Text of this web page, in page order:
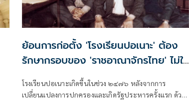
ย้อนการก่อตั้ง 'โรงเรียนปอเนาะ' ต้อง
รักษากรอบของ 'ราชอาณาจักรไทย' ไม่ใช่
โรงเรียนปอเนาะเกิดขึ้นในช่วง ๒๔๗๖ หลังจากการ
เปลี่ยนแปลงการปกครองและเกิดรัฐประหารครั้งแรก ด้วย